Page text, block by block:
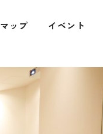
マップ イベント